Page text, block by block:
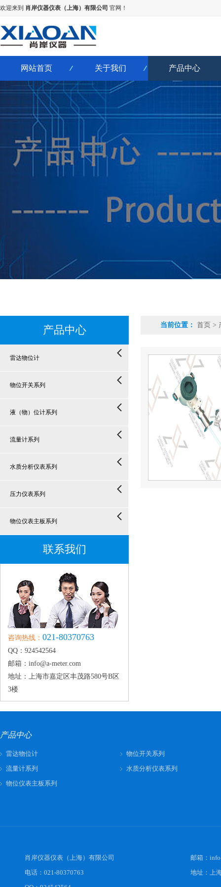
欢迎来到 肖岸仪器仪表（上海）有限公司 官网！
网站首页 关于我们 产品中心
产品中心
雷达物位计
物位开关系列
液（物）位计系列
流量计系列
水质分析仪表系列
压力仪表系列
物位仪表主板系列
联系我们
咨询热线： 021-80370763
QQ：924542564
邮箱：info@a-meter.com
地址：上海市嘉定区丰茂路580号B区
3楼
当前位置： 首页 >
产品中心
雷达物位计
物位开关系列
流量计系列
水质分析仪表系列
物位仪表主板系列
肖岸仪器仪表（上海）有限公司
电话：021-80370763
邮箱：
地址：上